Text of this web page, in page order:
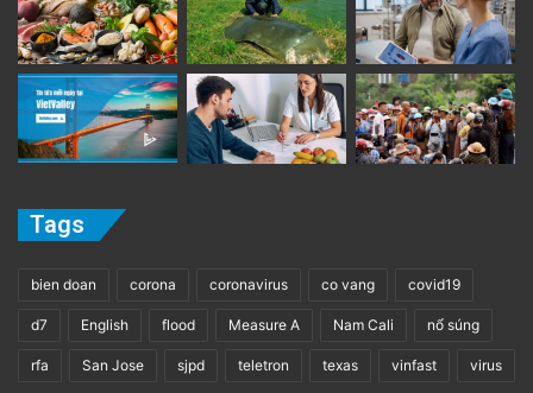
Tags
bien doan corona coronavirus co vang covid19
d7 English flood Measure A Nam Cali nổ súng
rfa San Jose sjpd teletron texas vinfast virus